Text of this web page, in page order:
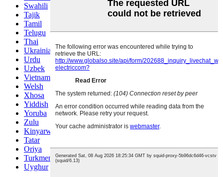
Swahili
Tajik
Tamil
Telugu
Thai
Ukrainian
Urdu
Uzbek
Vietnamese
Welsh
Xhosa
Yiddish
Yoruba
Zulu
Kinyarwanda
Tatar
Oriya
Turkmen
Uyghur